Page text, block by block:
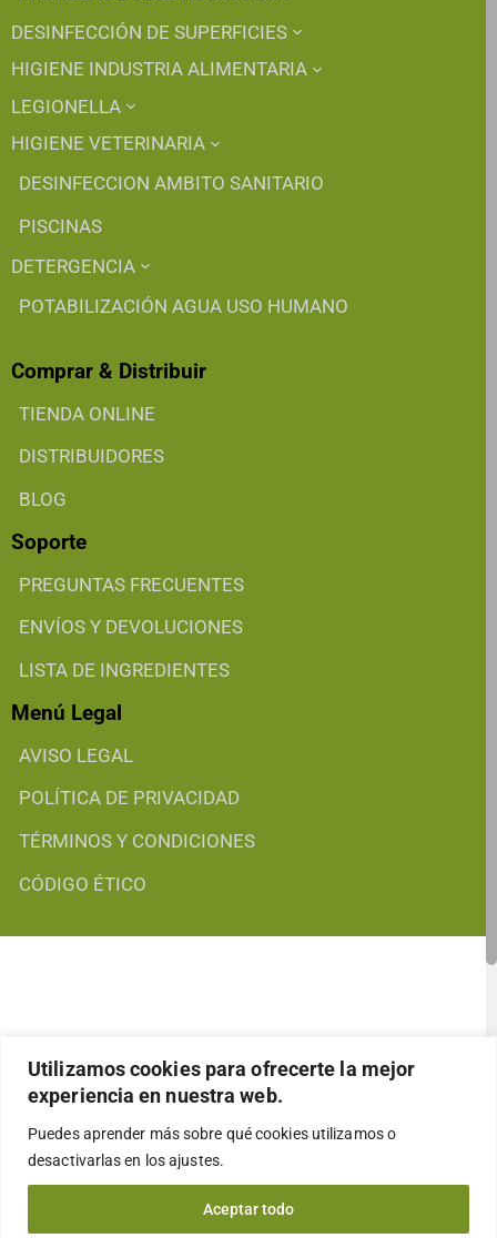
Utilizamos cookies para ofrecerte la mejor
experiencia en nuestra web.
Puedes aprender más sobre qué cookies utilizamos o
desactivarlas en losajustes.
Aceptar todo
DESINFECCIÓN DE SUPERFICIES
HIGIENE INDUSTRIA ALIMENTARIA
LEGIONELLA
HIGIENE VETERINARIA
DESINFECCION AMBITO SANITARIO
PISCINAS
DETERGENCIA
POTABILIZACIÓN AGUA USO HUMANO
Comprar & Distribuir
TIENDA ONLINE
DISTRIBUIDORES
BLOG
Soporte
PREGUNTAS FRECUENTES
ENVÍOS Y DEVOLUCIONES
LISTA DE INGREDIENTES
Menú Legal
AVISO LEGAL
POLÍTICA DE PRIVACIDAD
TÉRMINOS Y CONDICIONES
CÓDIGO ÉTICO